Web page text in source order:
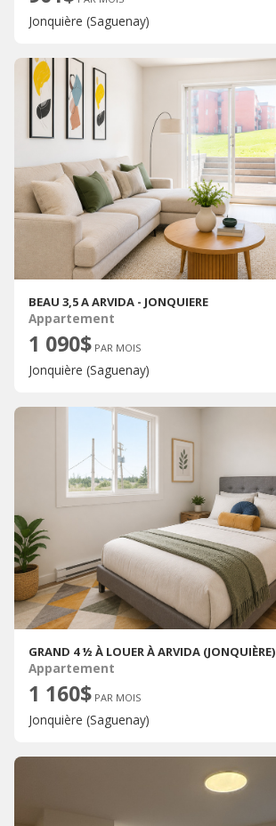
Jonquière (Saguenay)
BEAU 3,5 A ARVIDA - JONQUIERE
Appartement
1 090$ PAR MOIS
Jonquière (Saguenay)
GRAND 4 ½ À LOUER À ARVIDA (JONQUIÈRE)
Appartement
1 160$ PAR MOIS
Jonquière (Saguenay)